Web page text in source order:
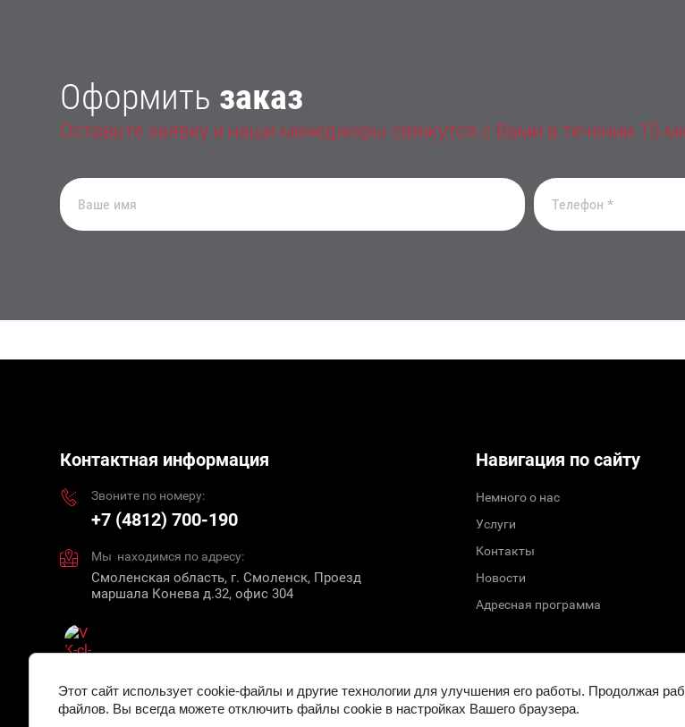
Оформить заказ
Оставьте заявку и наши менеджеры свяжутся с Вами в течении 15
Контактная информация
Звоните по номеру:
+7 (4812) 700-190
Мы находимся по адресу:
Смоленская область, г. Смоленск, Проезд
маршала Конева д.32, офис 304
Навигация по сайту
Немного о нас
Услуги
Контакты
Новости
Адресная программа
Этот сайт использует cookie-файлы и другие технологии для улучшения его работы. Продолжая
файлов. Вы всегда можете отключить файлы cookie в настройках Вашего браузера.